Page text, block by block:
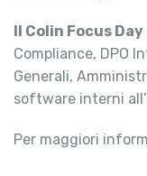
Il Colin Focus
Compliance, DPO
Generali,
software interni
Per maggiori